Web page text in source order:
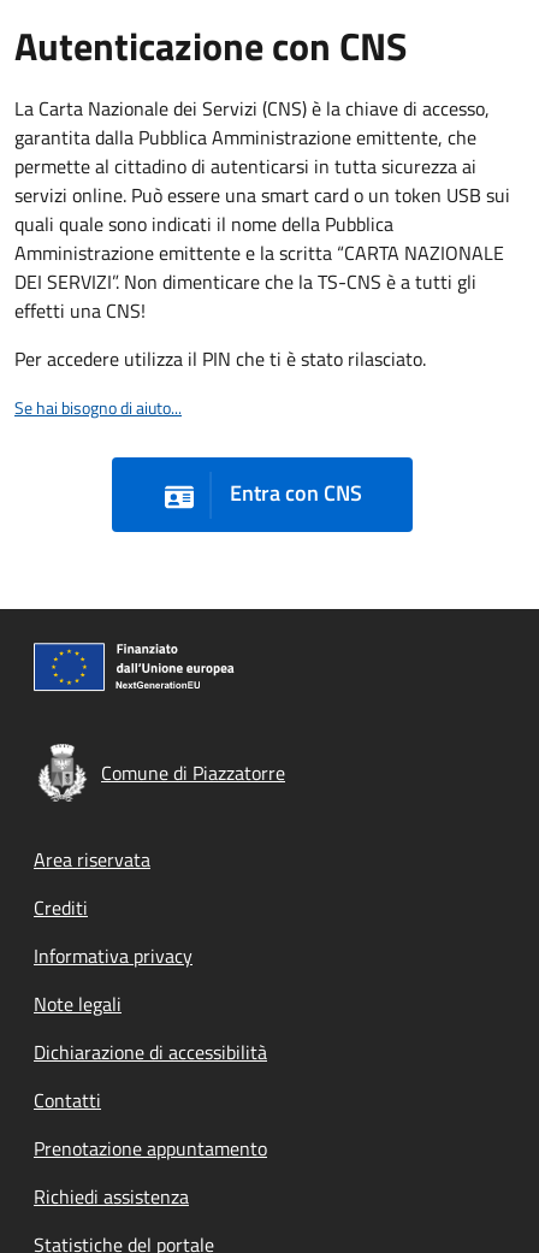
Autenticazione con CNS
La Carta Nazionale dei Servizi (CNS) è la chiave di accesso,
garantita dalla Pubblica Amministrazione emittente, che
permette al cittadino di autenticarsi in tutta sicurezza ai
servizi online. Può essere una smart card o un token USB sui
quali quale sono indicati il nome della Pubblica
Amministrazione emittente e la scritta “CARTA NAZIONALE
DEI SERVIZI”. Non dimenticare che la TS-CNS è a tutti gli
effetti una CNS!
Per accedere utilizza il PIN che ti è stato rilasciato.
Se hai bisogno di aiuto...
Entra con CNS
Comune di Piazzatorre
Footer menu
Area riservata
Crediti
Informativa privacy
Note legali
Dichiarazione di accessibilità
Contatti
Prenotazione appuntamento
Richiedi assistenza
Statistiche del portale